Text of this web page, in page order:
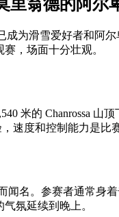
里翁德的阿尔
成为滑雪爱好者和
，场面十分壮观。
米的 Chanrossa
速度和控制能力是比
闻名。参赛者通常身
氛延续到晚上。